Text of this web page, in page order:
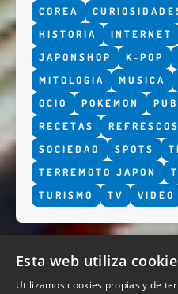
COREA
HISTORIA
INTERNET
JAPONSHOP
K-POP
MITOLOGIA
MUSICA
OCIO
POKEMON
RECETAS
SOCIEDAD
SPOTS
TERREMOTO JAPON
TURISMO
TV VIDEO
Esta web utiliza
Utilizamos cookies propias y de